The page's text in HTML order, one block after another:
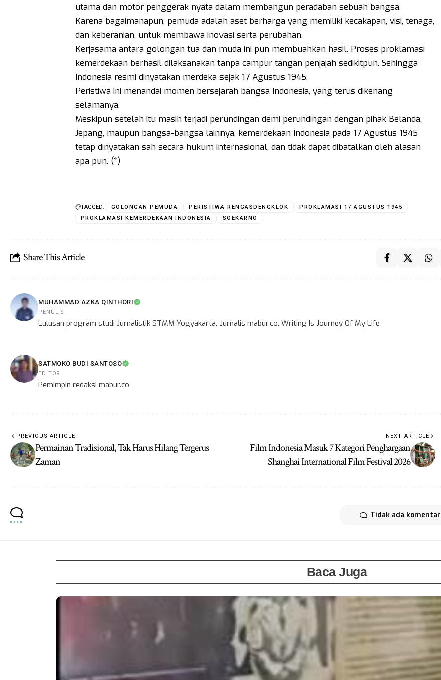
utama dan motor penggerak nyata dalam membangun peradaban sebuah bangsa.
Karena bagaimanapun, pemuda adalah aset berharga yang memiliki kecakapan, visi, tenaga,
dan keberanian, untuk membawa inovasi serta perubahan.
Kerjasama antara golongan tua dan muda ini pun membuahkan hasil. Proses proklamasi
kemerdekaan berhasil dilaksanakan tanpa campur tangan penjajah sedikitpun. Sehingga
Indonesia resmi dinyatakan merdeka sejak 17 Agustus 1945.
Peristiwa ini menandai momen bersejarah bangsa Indonesia, yang terus dikenang
selamanya.
Meskipun setelah itu masih terjadi perundingan demi perundingan dengan pihak Belanda,
Jepang, maupun bangsa-bangsa lainnya, kemerdekaan Indonesia pada 17 Agustus 1945
tetap dinyatakan sah secara hukum internasional, dan tidak dapat dibatalkan oleh alasan
apa pun. (*)
TAGGED: GOLONGAN PEMUDA PERISTIWA RENGASDENGKLOK
PROKLAMASI 17 AGUSTUS 1945
PROKLAMASI KEMERDEKAAN INDONESIA
SOEKARNO
Share This Article
MUHAMMAD AZKA QINTHORI
PENULIS
Lulusan program studi Jurnalistik STMM Yogyakarta, Jurnalis mabur.co, Writing Is Journey Of My Life
SATMOKO BUDI SANTOSO
EDITOR
Pemimpin redaksi mabur.co
PREVIOUS ARTICLE
Permainan Tradisional, Tak Harus Hilang Tergerus
Zaman
NEXT ARTICLE
Film Indonesia Masuk 7 Kategori Penghargaan
Shanghai International Film Festival 2026
Tidak ada komentar
Baca Juga